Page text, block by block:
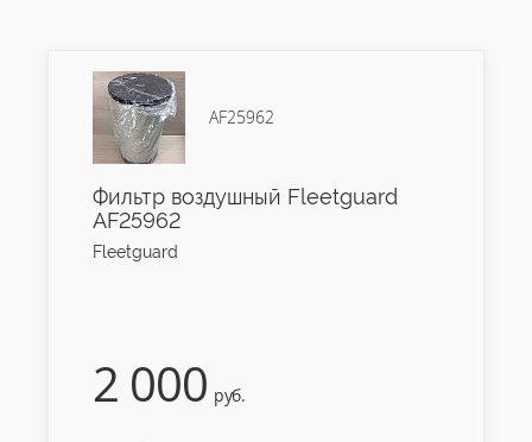
AF25962
Фильтр воздушный Fleetguard
AF25962
Fleetguard
2 000 руб.